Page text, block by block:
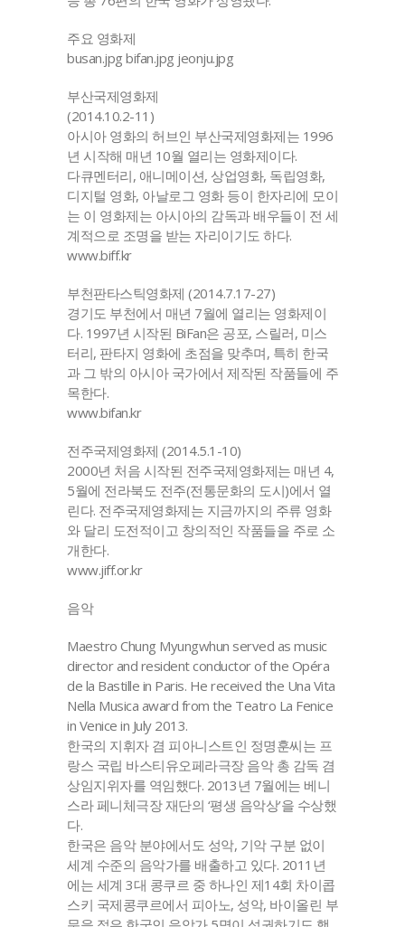
주요 영화제
busan.jpg bifan.jpg jeonju.jpg
부산국제영화제
(2014.10.2-11)
아시아 영화의 허브인 부산국제영화제는 1996
년 시작해 매년 10월 열리는 영화제이다.
다큐멘터리, 애니메이션, 상업영화, 독립영화,
디지털 영화, 아날로그 영화 등이 한자리에 모이
는 이 영화제는 아시아의 감독과 배우들이 전 세
계적으로 조명을 받는 자리이기도 하다.
www.biff.kr
부천판타스틱영화제 (2014.7.17-27)
경기도 부천에서 매년 7월에 열리는 영화제이
다. 1997년 시작된 BiFan은 공포, 스릴러, 미스
터리, 판타지 영화에 초점을 맞추며, 특히 한국
과 그 밖의 아시아 국가에서 제작된 작품들에 주
목한다.
www.bifan.kr
전주국제영화제 (2014.5.1-10)
2000년 처음 시작된 전주국제영화제는 매년 4,
5월에 전라북도 전주(전통문화의 도시)에서 열
린다. 전주국제영화제는 지금까지의 주류 영화
와 달리 도전적이고 창의적인 작품들을 주로 소
개한다.
www.jiff.or.kr
음악
Maestro Chung Myungwhun served as music
director and resident conductor of the Opéra
de la Bastille in Paris. He received the Una Vita
Nella Musica award from the Teatro La Fenice
in Venice in July 2013.
한국의 지휘자 겸 피아니스트인 정명훈씨는 프
랑스 국립 바스티유오페라극장 음악 총 감독 겸
상임지위자를 역임했다. 2013년 7월에는 베니
스라 페니체극장 재단의 ‘평생 음악상’을 수상했
다.
한국은 음악 분야에서도 성악, 기악 구분 없이
세계 수준의 음악가를 배출하고 있다. 2011년
에는 세계 3대 콩쿠르 중 하나인 제14회 차이콥
스키 국제콩쿠르에서 피아노, 성악, 바이올린 부